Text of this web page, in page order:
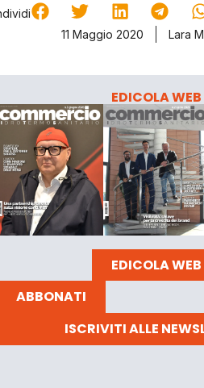
11 Maggio 2020
Lara
EDICOLA WEB
EDICOLA WEB
ABBONATI
ISCRIVITI ALLE